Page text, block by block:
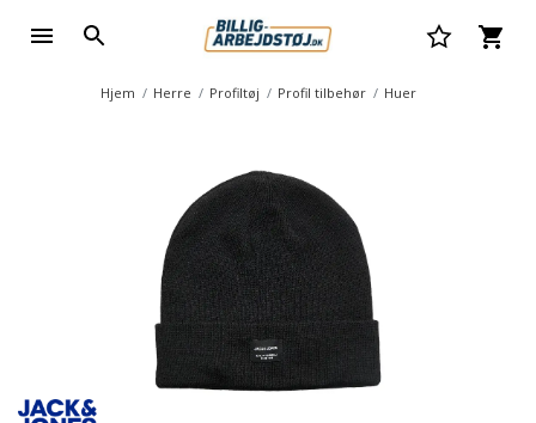
Hjem Herre Profiltøj Profil tilbehør Huer